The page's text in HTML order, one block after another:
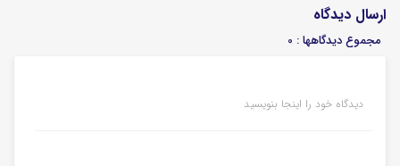
ارسال دیدگاه
مجموع دیدگاهها : 0
دیدگاه خود را اینجا بنویسید